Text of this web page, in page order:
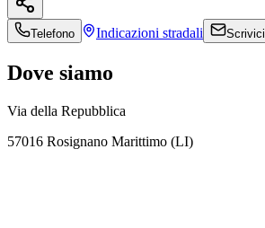
Telefono Indicazioni stradali Scrivici
Dove siamo
Via della Repubblica
57016 Rosignano Marittimo (LI)